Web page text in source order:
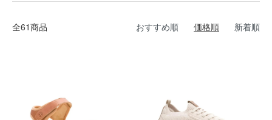
全61商品 おすすめ順 価格順 新着順